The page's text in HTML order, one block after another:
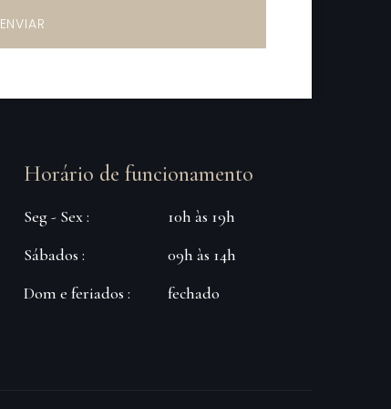
ENVIAR
Horário de funcionamento
Seg - Sex :
Sábados :
Dom e feriados :
10h às 19h
09h às 14h
fechado